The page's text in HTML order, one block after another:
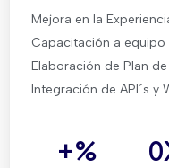
Mejora en la
Capacitación a equipo
Elaboración de Plan
Integración de API´s y
+% 0